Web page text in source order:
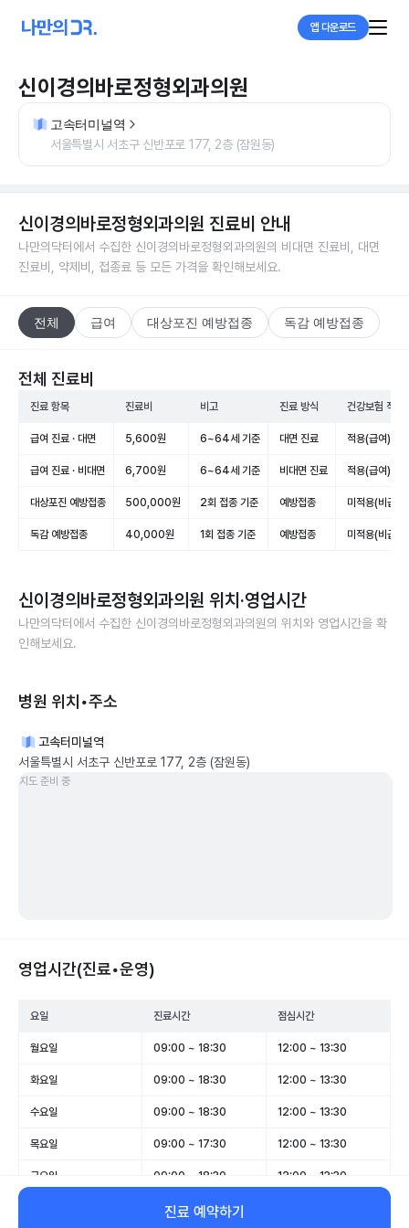
앱 다운로드
신이경의바로정형외과의원
고속터미널역
서울특별시 서초구 신반포로 177, 2층 (잠원동)
신이경의바로정형외과의원 진료비 안내
나만의닥터에서 수집한 신이경의바로정형외과의원의 비대면 진료비, 대면
진료비, 약제비, 접종료 등 모든 가격을 확인해보세요.
전체 급여 대상포진 예방접종 독감 예방접종
전체 진료비
진료 항목 진료비 비고 진료 방식 건강보험 적용
급여 진료 · 대면 5,600원 6~64세 기준 대면 진료 적용(급여)
급여 진료 · 비대면 6,700원 6~64세 기준 비대면 진료 적용(급여)
대상포진 예방접종 500,000원 2회 접종 기준 예방접종 미적용(비급여)
독감 예방접종 40,000원 1회 접종 기준 예방접종 미적용(비급여)
신이경의바로정형외과의원 위치·영업시간
나만의닥터에서 수집한 신이경의바로정형외과의원의 위치와 영업시간을 확
인해보세요.
병원 위치•주소
고속터미널역
서울특별시 서초구 신반포로 177, 2층 (잠원동)
지도 준비 중
영업시간(진료•운영)
요일 진료시간 점심시간
월요일 09:00 ~ 18:30 12:00 ~ 13:30
화요일 09:00 ~ 18:30 12:00 ~ 13:30
수요일 09:00 ~ 18:30 12:00 ~ 13:30
목요일 09:00 ~ 17:30 12:00 ~ 13:30
금요일 09:00 ~ 18:30 12:00 ~ 13:30
09:00 ~ 14:30
진료 예약하기